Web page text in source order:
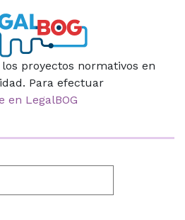
proyectos normativos en
Para efectuar
en LegalBOG